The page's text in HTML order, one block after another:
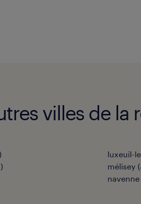
villes de la
)
luxeuil-
mélisey (
navenne